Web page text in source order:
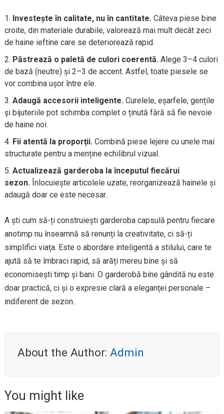
Investește în calitate, nu în cantitate. Câteva piese bine
croite, din materiale durabile, valorează mai mult decât zeci
de haine ieftine care se deteriorează rapid.
Păstrează o paletă de culori coerentă. Alege 3–4 culori
de bază (neutre) și 2–3 de accent. Astfel, toate piesele se
vor combina ușor între ele.
Adaugă accesorii inteligente. Curelele, eșarfele, gențile
și bijuteriile pot schimba complet o ținută fără să fie nevoie
de haine noi.
Fii atentă la proporții. Combină piese lejere cu unele mai
structurate pentru a menține echilibrul vizual.
Actualizează garderoba la începutul fiecărui
sezon. Înlocuiește articolele uzate, reorganizează hainele și
adaugă doar ce este necesar.
A ști cum să-ți construiești garderoba capsulă pentru fiecare
anotimp nu înseamnă să renunți la creativitate, ci să-ți
simplifici viața. Este o abordare inteligentă a stilului, care te
ajută să te îmbraci rapid, să arăți mereu bine și să
economisești timp și bani. O garderobă bine gândită nu este
doar practică, ci și o expresie clară a eleganței personale –
indiferent de sezon.
About the Author: Admin
You might like